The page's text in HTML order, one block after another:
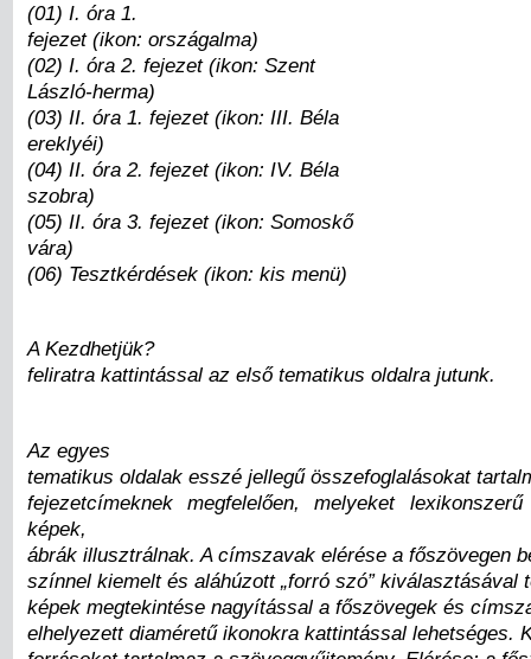
(01) I. óra 1.
fejezet (ikon: országalma)
(02) I. óra 2. fejezet (ikon: Szent
László-herma)
(03) II. óra 1. fejezet (ikon: III. Béla
ereklyéi)
(04) II. óra 2. fejezet (ikon: IV. Béla
szobra)
(05) II. óra 3. fejezet (ikon: Somoskő
vára)
(06) Tesztkérdések (ikon: kis menü)
A Kezdhetjük?
feliratra kattintással az első tematikus oldalra jutunk.
Az egyes
tematikus oldalak esszé jellegű összefoglalásokat
fejezetcímeknek megfelelően, melyeket
képek,
ábrák illusztrálnak. A címszavak elérése a főszövegen
színnel kiemelt és aláhúzott „forró szó” kiválasztásával
képek megtekintése nagyítással a főszövegek és
elhelyezett diaméretű ikonokra kattintással lehetséges.